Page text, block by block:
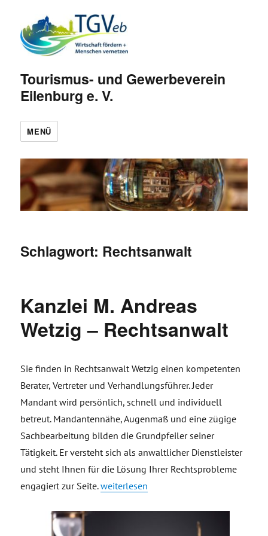
Tourismus- und Gewerbeverein
Eilenburg e. V.
MENÜ
Schlagwort: Rechtsanwalt
Kanzlei M. Andreas
Wetzig – Rechtsanwalt
Sie finden in Rechtsanwalt Wetzig einen kompetenten
Berater, Vertreter und Verhandlungsführer. Jeder
Mandant wird persönlich, schnell und individuell
betreut. Mandantennähe, Augenmaß und eine zügige
Sachbearbeitung bilden die Grundpfeiler seiner
Tätigkeit. Er versteht sich als anwaltlicher Dienstleister
und steht Ihnen für die Lösung Ihrer Rechtsprobleme
engagiert zur Seite.„Kanzlei M. Andreas Wetzig –
weiterlesen